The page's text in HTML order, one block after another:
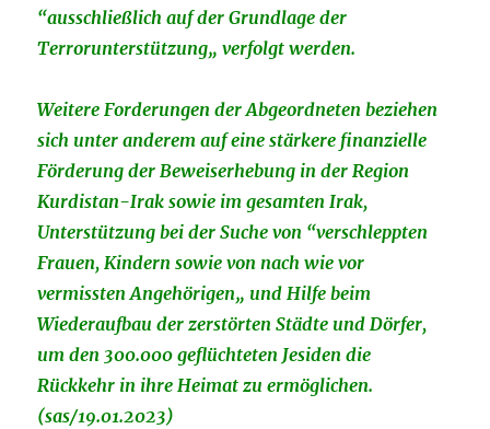
“ausschließlich auf der Grundlage der
Terrorunterstützung„ verfolgt werden.
Weitere Forderungen der Abgeordneten beziehen
sich unter anderem auf eine stärkere finanzielle
Förderung der Beweiserhebung in der Region
Kurdistan-Irak sowie im gesamten Irak,
Unterstützung bei der Suche von “verschleppten
Frauen, Kindern sowie von nach wie vor
vermissten Angehörigen„ und Hilfe beim
Wiederaufbau der zerstörten Städte und Dörfer,
um den 300.000 geflüchteten Jesiden die
Rückkehr in ihre Heimat zu ermöglichen.
(sas/19.01.2023)